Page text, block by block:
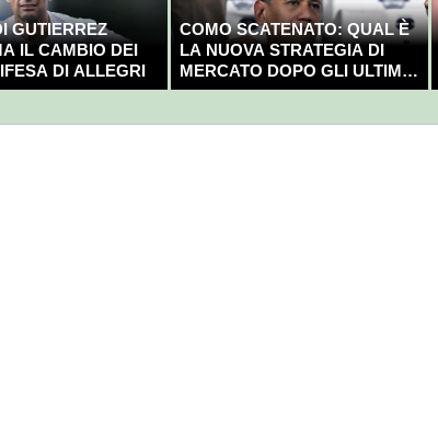
GUTIERREZ
IL CAMBIO DEI
DI ALLEGRI
COMO SCATENATO: QUAL È
LA NUOVA STRATEGIA DI
MERCATO DOPO GLI ULTIMI
COLPI?